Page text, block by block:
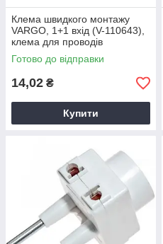
Клема швидкого монтажу
VARGO, 1+1 вхід (V-110643),
клема для проводів
Готово до відправки
14,02 ₴
Купити